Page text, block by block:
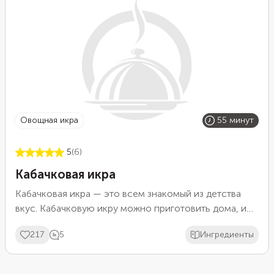
овощная икра 55 минут
5(6)
Кабачковая икра
Кабачковая икра — это всем знакомый из детства
вкус. Кабачковую икру можно приготовить дома, и
отличишь от магазинной, по текстуре и вкусу она
получится просто шикарная.
217 5 Ингредиенты